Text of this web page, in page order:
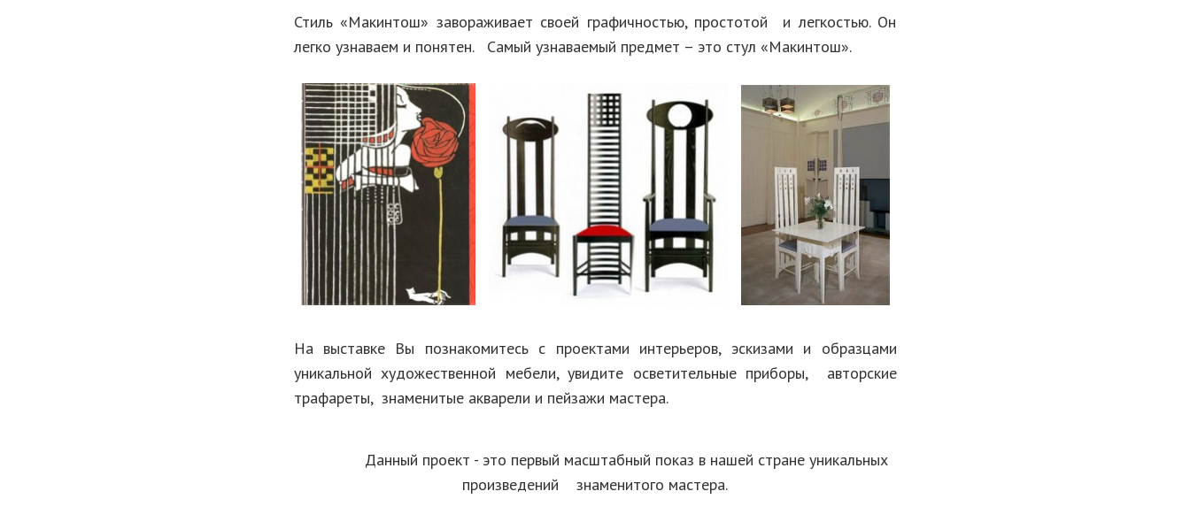
Стиль «Макинтош» завораживает своей графичностью, простотой и легкостью. Он
легко узнаваем и понятен. Самый узнаваемый предмет – это стул «Макинтош».
На выставке Вы познакомитесь с проектами интерьеров, эскизами и образцами
уникальной художественной мебели, увидите осветительные приборы, авторские
трафареты, знаменитые акварели и пейзажи мастера.
Данный проект - это первый масштабный показ в нашей стране уникальных
произведений знаменитого мастера.